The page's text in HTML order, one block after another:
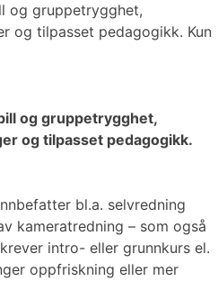
og gruppetrygghet,
og tilpasset pedagogikk. Kun
og gruppetrygghet,
og tilpasset pedagogikk.
bl.a. selvredning
kameratredning – som også
intro- eller grunnkurs el.
oppfriskning eller mer